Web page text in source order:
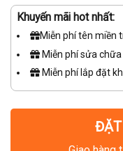
Khuyến mãi hot nhất:
Miễn phí tên miền
Miễn phí sửa
Miễn phí lắp đặt